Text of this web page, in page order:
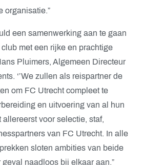
organisatie.”
een samenwerking aan te gaan
met een rijke en prachtige
Pluimers, Algemeen Directeur
‘’We zullen als reispartner de
om FC Utrecht compleet te
en uitvoering van al hun
voor selectie, staf,
van FC Utrecht. In alle
sloten ambities van beide
naadloos bij elkaar aan.”